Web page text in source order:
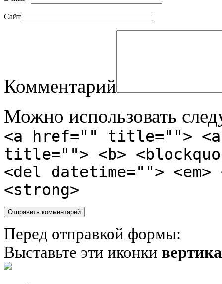
Сайт
Комментарий
Можно использовать
<a href="" title="">
title=""> <b>
<del datetime="">
<strong>
Перед отправкой формы:
Выставьте эти иконки